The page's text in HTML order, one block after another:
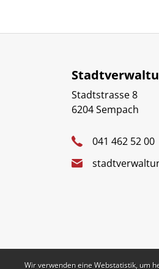
Stadtstrasse 8
6204 Sempach
041 462 52 00
Webstatistik
Wir verwenden eine Webstatistik, um